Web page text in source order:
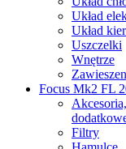
Układ
Układ
Uszczelki
Wnętrze
Focus Mk2 FL
Filtry